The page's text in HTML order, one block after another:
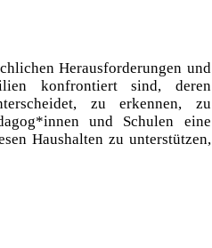
Herausforderungen und
konfrontiert sind, deren
zu erkennen, zu
und Schulen eine
Haushalten zu unterstützen,